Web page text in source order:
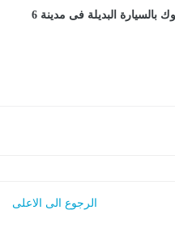
بدء تلقى طلبات إحلال التوكتوك بالسيارة البديلة فى مدينة 6
الرجوع الى الاعلى